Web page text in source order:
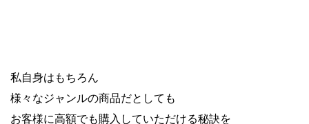
私自身はもちろん
様々なジャンルの商品だとしても
お客様に高額でも購入していただける秘訣を